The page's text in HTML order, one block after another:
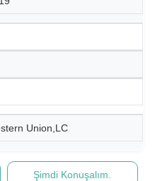
Union,LC
Şimdi Konuşalım.